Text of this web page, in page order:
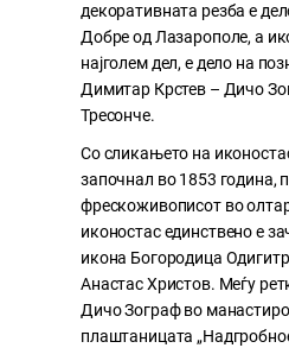
декоративната резба е
Добре од Лазарополе, а
најголем дел, е дело на
Димитар Крстев – Дичо
Тресонче.
Со сликањето на
започнал во 1853 година,
фрескоживописот во
иконостас единствено е
икона Богородица
Анастас Христов. Меѓу
Дичо Зограф во
плаштаницата